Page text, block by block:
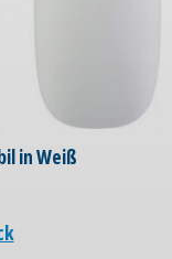
in Weiß